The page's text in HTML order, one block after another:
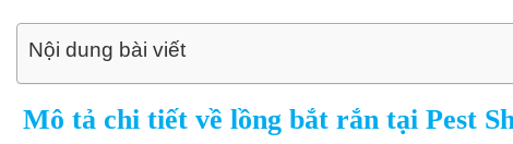
Nội dung bài viết
Mô tả chi tiết về lồng bắt rắn tại Pest